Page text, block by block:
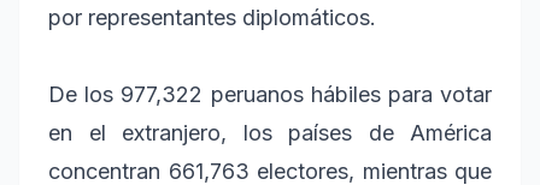
por representantes diplomáticos.
De los 977,322 peruanos hábiles para votar
en el extranjero, los países de América
concentran 661,763 electores, mientras que